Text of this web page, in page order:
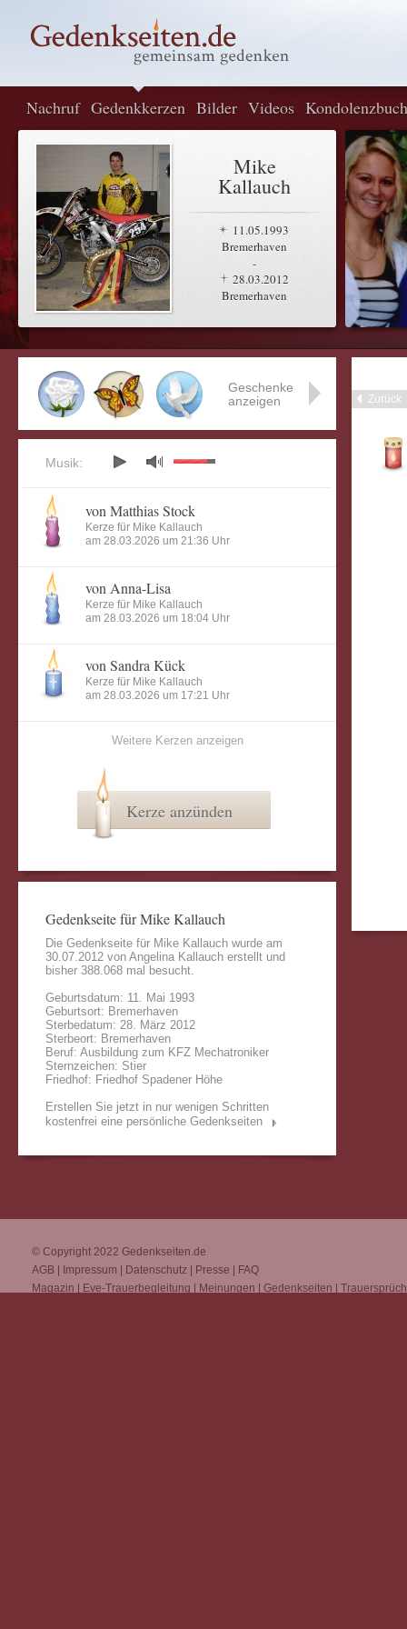
Nachruf Gedenkkerzen Bilder Videos Kondolenzbuch
Mike
Kallauch
11.05.1993
Bremerhaven
-
28.03.2012
Bremerhaven
Zurück
Geschenke
anzeigen
Musik:
von Matthias Stock
Kerze für Mike Kallauch
am 28.03.2026 um 21:36 Uhr
von Anna-Lisa
Kerze für Mike Kallauch
am 28.03.2026 um 18:04 Uhr
von Sandra Kück
Kerze für Mike Kallauch
am 28.03.2026 um 17:21 Uhr
Weitere Kerzen anzeigen
Kerze anzünden
Gedenkseite für Mike Kallauch
Die Gedenkseite für Mike Kallauch wurde am
30.07.2012 von Angelina Kallauch erstellt und
bisher 388.068 mal besucht.
Geburtsdatum: 11. Mai 1993
Geburtsort: Bremerhaven
Sterbedatum: 28. März 2012
Sterbeort: Bremerhaven
Beruf: Ausbildung zum KFZ Mechatroniker
Sternzeichen: Stier
Friedhof: Friedhof Spadener Höhe
Erstellen Sie jetzt in nur wenigen Schritten
kostenfrei eine persönliche Gedenkseiten
© Copyright 2022 Gedenkseiten.de
AGB
Impressum Datenschutz Presse
FAQ
Magazin
Eve-Trauerbegleitung Meinungen Gedenkseiten